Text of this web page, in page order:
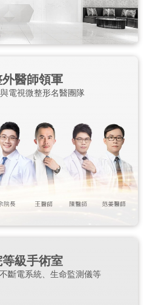
醫師領軍
電視微整形名醫團隊
級手術室
斷電系統、生命監測儀等